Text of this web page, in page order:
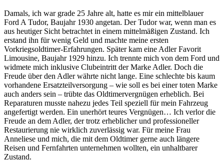
Damals, ich war grade 25 Jahre alt, hatte es mir ein mittelblauer
Ford A Tudor, Baujahr 1930 angetan. Der Tudor war, wenn man es
aus heutiger Sicht betrachtet in einem mittelmäßigen Zustand. Ich
erstand ihn für wenig Geld und machte meine ersten
Vorkriegsoldtimer-Erfahrungen. Später kam eine Adler Favorit
Limousine, Baujahr 1929 hinzu. Ich trennte mich von dem Ford und
widmete mich inklusive Clubeintritt der Marke Adler. Doch die
Freude über den Adler währte nicht lange. Eine schlechte bis kaum
vorhandene Ersatzteilversorgung – wie soll es bei einer toten Marke
auch anders sein – trübte das Oldtimervergnügen erheblich. Bei
Reparaturen musste nahezu jedes Teil speziell für mein Fahrzeug
angefertigt werden. Ein unerhört teures Vergnügen… Ich verlor die
Freude an dem Adler, der trotz erheblicher und professioneller
Restaurierung nie wirklich zuverlässig war. Für meine Frau
Anneliese und mich, die mit dem Oldtimer gerne auch längere
Reisen und Fernfahrten unternehmen wollten, ein unhaltbarer
Zustand.